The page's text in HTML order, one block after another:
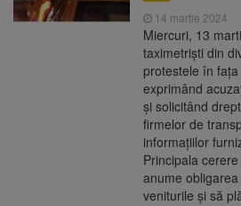
7 august 2026
Tâmpa intră în renovare. Contract de
milion de lei și termen de trei luni
Unul dintre cele
parcuri ale Brașovului va fi amenajat
Bartolomeu-Avantgarden. Contractul
Trafic blocat pe
– Poiana Brașov după un accident.
persoane primesc îngrijiri medicale
14 martie 2024
Miercuri, 13
taximetriști din
protestele în
exprimând
și solicitând
firmelor de
informațiilor
Principala
anume
veniturile și să